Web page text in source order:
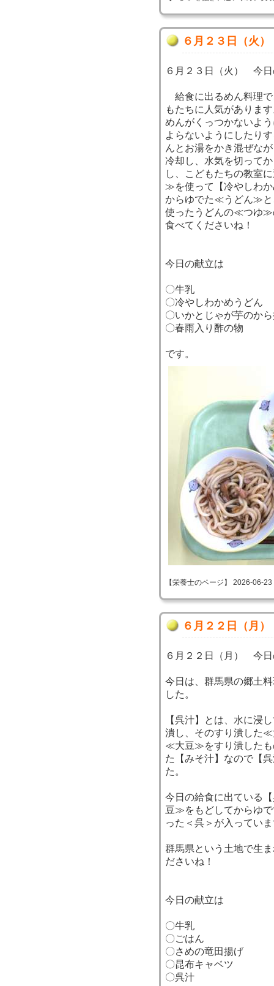
６月２３日（火
６月２３日（火） 今日
給食に出るめん料理
もたちに人気がありま
めんがくっつかないよ
よらないようにしたり
んとお湯をかき混ぜな
冷却し、水気を切って
し、こどもたちの教室
≫を使って【冷やしわ
からゆでた≪うどん≫
使ったうどんの≪つゆ≫
食べてくださいね！
今日の献立は
〇牛乳
〇冷やしわかめうどん
〇いかとじゃが芋のか
〇春雨入り酢の物
です。
【栄養士のページ】 2026-06-
６月２２日（月
６月２２日（月） 今日
今日は、群馬県の郷土
した。
【呉汁】とは、水に浸
潰し、そのすり潰した
≪大豆≫をすり潰したも
た【みそ汁】なので【
た。
今日の給食に出ている
豆≫をもどしてからゆ
った＜呉＞が入ってい
群馬県という土地で生
ださいね！
今日の献立は
〇牛乳
〇ごはん
〇さめの竜田揚げ
〇昆布キャベツ
〇呉汁